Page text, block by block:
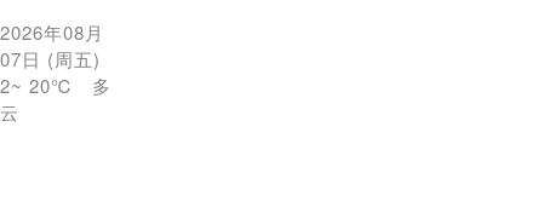
2026年08月
07日 (周五)
2~ 20℃
多
云